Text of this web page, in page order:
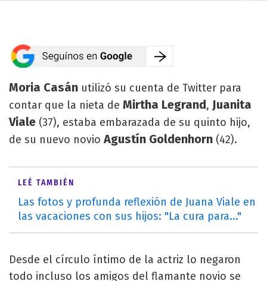
Moria Casán utilizó su cuenta de Twitter para
contar que la nieta de Mirtha Legrand, Juanita
Viale (37), estaba embarazada de su quinto hijo,
de su nuevo novioAgustín Goldenhorn (42).
LEÉ TAMBIÉN
Las fotos y profunda reflexión de Juana Viale en
las vacaciones con sus hijos: "La cura para..."
Desde el círculo íntimo de la actriz lo negaron
todo incluso los amigos del flamante novio se